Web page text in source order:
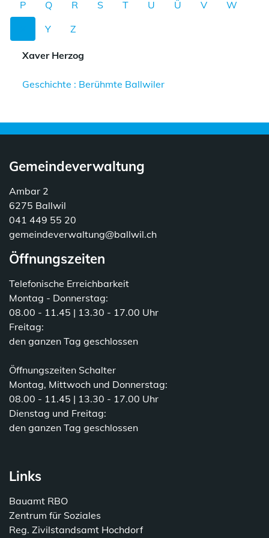
P
Q R S T U Ü V
W
Y Z
Xaver Herzog
Geschichte : Berühmte Ballwiler
Gemeindeverwaltung
Ambar 2
6275 Ballwil
041 449 55 20
gemeindeverwaltung@ballwil.ch
Öffnungszeiten
Telefonische Erreichbarkeit
Montag - Donnerstag:
08.00 - 11.45 | 13.30 - 17.00 Uhr
Freitag:
den ganzen Tag geschlossen
Öffnungszeiten Schalter
Montag, Mittwoch und Donnerstag:
08.00 - 11.45 | 13.30 - 17.00 Uhr
Dienstag und Freitag:
den ganzen Tag geschlossen
Links
Bauamt RBO
Zentrum für Soziales
Reg. Zivilstandsamt Hochdorf